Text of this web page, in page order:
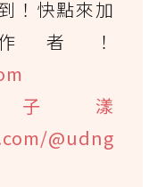
！快點來加
者！
漾
@udng